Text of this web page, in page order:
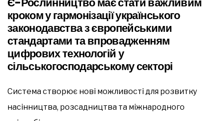
кроком у гармонізації українського
законодавства з європейськими
стандартами та впровадженням
цифрових технологій у
сільськогосподарському секторі
Система створює нові можливості для розвитку
насінництва, розсадництва та міжнародного